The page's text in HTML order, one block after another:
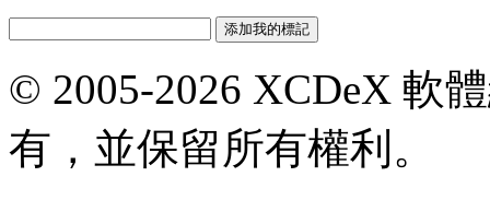
© 2005-2026 XCDeX 軟
有，並保留所有權利。